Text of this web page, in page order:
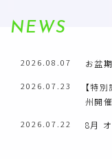
NEWS
2026.08.07 お盆
2026.07.23
【特
州開
2026.07.22 8月